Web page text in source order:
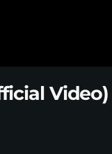
Video)